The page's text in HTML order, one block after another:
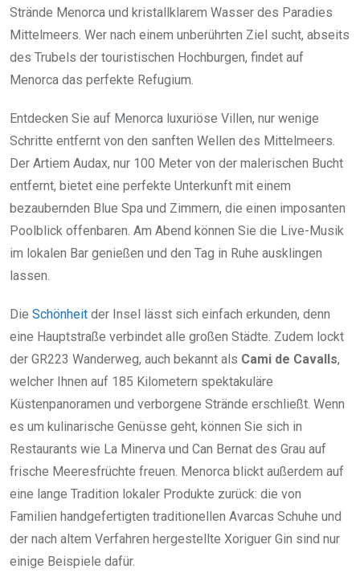
Strände Menorca und kristallklarem Wasser des Paradies
Mittelmeers. Wer nach einem unberührten Ziel sucht, abseits
des Trubels der touristischen Hochburgen, findet auf
Menorca das perfekte Refugium.
Entdecken Sie auf Menorca luxuriöse Villen, nur wenige
Schritte entfernt von den sanften Wellen des Mittelmeers.
Der Artiem Audax, nur 100 Meter von der malerischen Bucht
entfernt, bietet eine perfekte Unterkunft mit einem
bezaubernden Blue Spa und Zimmern, die einen imposanten
Poolblick offenbaren. Am Abend können Sie die Live-Musik
im lokalen Bar genießen und den Tag in Ruhe ausklingen
lassen.
Die Schönheit der Insel lässt sich einfach erkunden, denn
eine Hauptstraße verbindet alle großen Städte. Zudem lockt
der GR223 Wanderweg, auch bekannt als Cami de Cavalls,
welcher Ihnen auf 185 Kilometern spektakuläre
Küstenpanoramen und verborgene Strände erschließt. Wenn
es um kulinarische Genüsse geht, können Sie sich in
Restaurants wie La Minerva und Can Bernat des Grau auf
frische Meeresfrüchte freuen. Menorca blickt außerdem auf
eine lange Tradition lokaler Produkte zurück: die von
Familien handgefertigten traditionellen Avarcas Schuhe und
der nach altem Verfahren hergestellte Xoriguer Gin sind nur
einige Beispiele dafür.